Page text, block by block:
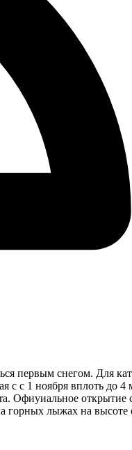
первым снегом. Для
с с 1 ноября вплоть до 4
Офиуиальное открытие
горных лыжах на высоте